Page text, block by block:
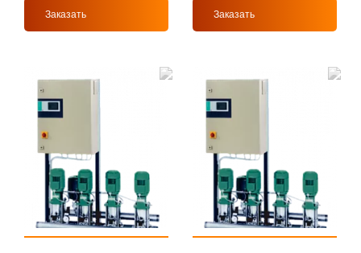
Заказать Заказать